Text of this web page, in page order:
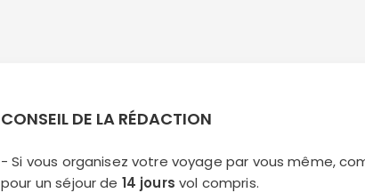
CONSEIL DE LA RÉDACTION
- Si vous organisez votre voyage par vous même,
pour un séjour de 14 jours vol compris.